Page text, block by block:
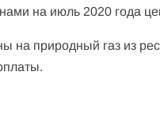
на июль 2020 года
на природный газ из